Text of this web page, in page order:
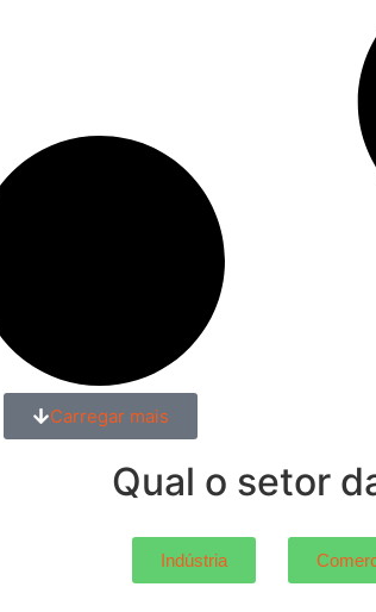
Carregar mais
Qual o setor
Indústria